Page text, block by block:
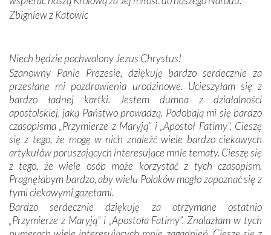
Sprawiła to oczywiście sama Matka Boża, ale też
kulturowa bliskość biorąca swój początek w naszej
mieliśmy okazję przekonać się, że Maryja swoją opieką
otacza nie tylko nasz naród, lecz wszystkie nacje, które
się Jej ufnie oddają, a także każdą osobę, która zawierza
Jej siebie oraz swych bliskich.
Dzieje Portugalii to również historia wierności Bogu i
odstępstw, także w życiu władców. Trudne momenty w
wymiarze tak osobistym, jak i zbiorowym, przypominają o
konieczności ciągłego zabiegania o własną duszę i o łaskę
Opatrzności. Wierność przynosi pomyślność –
przynajmniej w życiu duchowym. Odstępstwo owocuje
nieszczęściem i śmiercią. Te uniwersalne prawdy
przychodziły na myśl, gdy słuchaliśmy opowieści
Zbigniew z Katowic
Niech będzie pochwalony Jezus Chrystus!
Szanowny Panie Prezesie, dziękuję bardzo serdecznie za
przesłane mi pozdrowienia urodzinowe. Ucieszyłam się z
bardzo ładnej kartki. Jestem dumna z działalności
apostolskiej, jaką Państwo prowadzą. Podobają mi się bardzo
czasopisma „Przymierze z Maryją” i „Apostoł Fatimy”. Cieszę
się z tego, że mogę w nich znaleźć wiele bardzo ciekawych
artykułów poruszających interesujące mnie tematy. Cieszę się
z tego, że wiele osób może korzystać z tych czasopism.
Pragnęłabym bardzo, aby wielu Polaków mogło zapoznać się z
tymi ciekawymi gazetami.
Bardzo serdecznie dziękuję za otrzymane ostatnio
„Przymierze z Maryją” i „Apostoła Fatimy”. Znalazłam w tych